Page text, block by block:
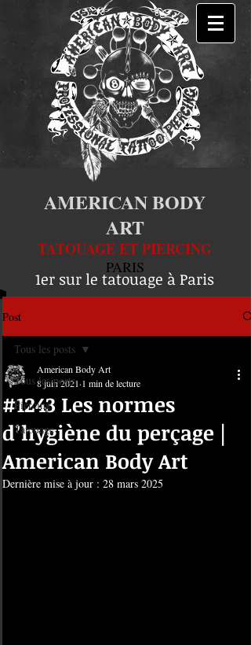
AMERICAN BODY
ART
TATOUAGE ET PIERCING
PARIS
1er sur le tatouage à Paris
Post
Tous les posts
Piercing
Tatouage
Tous les posts
#1243 Les normes
d’hygiène du perçage |
American Body Art
American Body Art
8 juin 2021 1 min de lecture
Dernière mise à jour : 28 mars 2025